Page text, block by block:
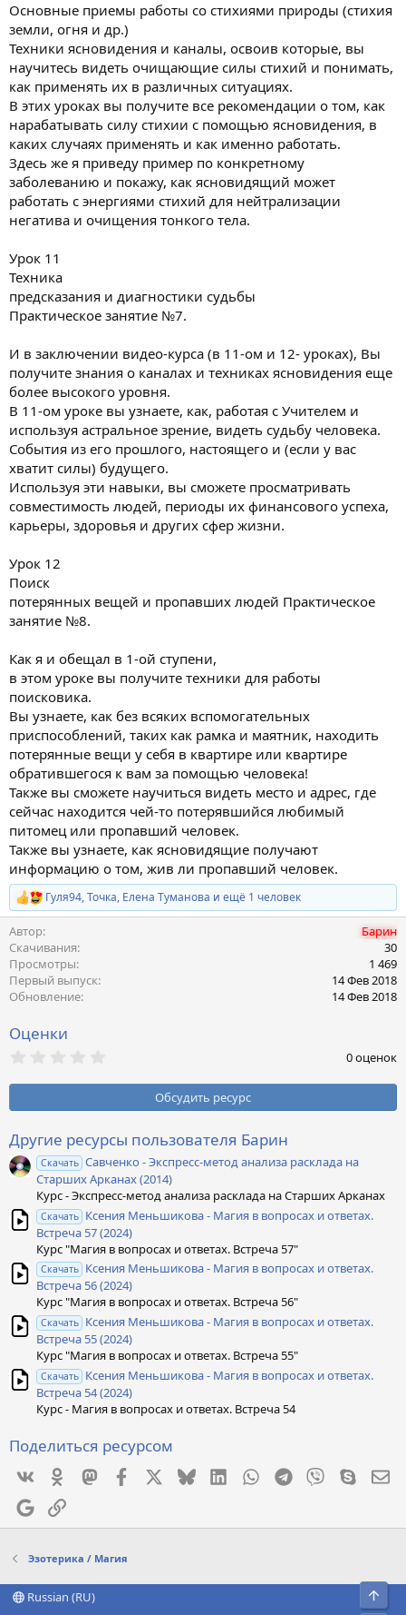
Основные приемы работы со стихиями природы (стихия
земли, огня и др.)
Техники ясновидения и каналы, освоив которые, вы
научитесь видеть очищающие силы стихий и понимать,
как применять их в различных ситуациях.
В этих уроках вы получите все рекомендации о том, как
нарабатывать силу стихии с помощью ясновидения, в
каких случаях применять и как именно работать.
Здесь же я приведу пример по конкретному
заболеванию и покажу, как ясновидящий может
работать с энергиями стихий для нейтрализации
негатива и очищения тонкого тела.
Урок 11
Техника
предсказания и диагностики судьбы
Практическое занятие №7.
И в заключении видео-курса (в 11-ом и 12- уроках), Вы
получите знания о каналах и техниках ясновидения еще
более высокого уровня.
В 11-ом уроке вы узнаете, как, работая с Учителем и
используя астральное зрение, видеть судьбу человека.
События из его прошлого, настоящего и (если у вас
хватит силы) будущего.
Используя эти навыки, вы сможете просматривать
совместимость людей, периоды их финансового успеха,
карьеры, здоровья и других сфер жизни.
Урок 12
Поиск
потерянных вещей и пропавших людей Практическое
занятие №8.
Как я и обещал в 1-ой ступени,
в этом уроке вы получите техники для работы
поисковика.
Вы узнаете, как без всяких вспомогательных
приспособлений, таких как рамка и маятник, находить
потерянные вещи у себя в квартире или квартире
обратившегося к вам за помощью человека!
Также вы сможете научиться видеть место и адрес, где
сейчас находится чей-то потерявшийся любимый
питомец или пропавший человек.
Также вы узнаете, как ясновидящие получают
информацию о том, жив ли пропавший человек.
Р
е
а
к
ц
и
и
:
Гуля94,Точка, Елена Туманова и ещё 1 человек
Автор
Барин
Скачивания
30
Просмотры
1 469
Первый выпуск
14 Фев 2018
Обновление
14 Фев 2018
Оценки
0
з
ё
з
д
0 оценок
Обсудить ресурс
Другие ресурсы пользователя Барин
Скачать Савченко - Экспресс-метод анализа расклада на
Старших Арканах (2014)
Курс - Экспресс-метод анализа расклада на Старших Арканах
Скачать Ксения Меньшикова - Магия в вопросах и ответах.
Встреча 57 (2024)
Курс "Магия в вопросах и ответах. Встреча 57"
Скачать Ксения Меньшикова - Магия в вопросах и ответах.
Встреча 56 (2024)
Курс "Магия в вопросах и ответах. Встреча 56"
Скачать Ксения Меньшикова - Магия в вопросах и ответах.
Встреча 55 (2024)
Курс "Магия в вопросах и ответах. Встреча 55"
Скачать Ксения Меньшикова - Магия в вопросах и ответах.
Встреча 54 (2024)
Курс - Магия в вопросах и ответах. Встреча 54
Поделиться ресурсом
VkontakteOdnoklassniki
MastodonFacebook BlueskyLinkedInWhatsApp
Telegram
Viber Skype
GoogleСсылка
Эзотерика / Магия
Russian (RU)